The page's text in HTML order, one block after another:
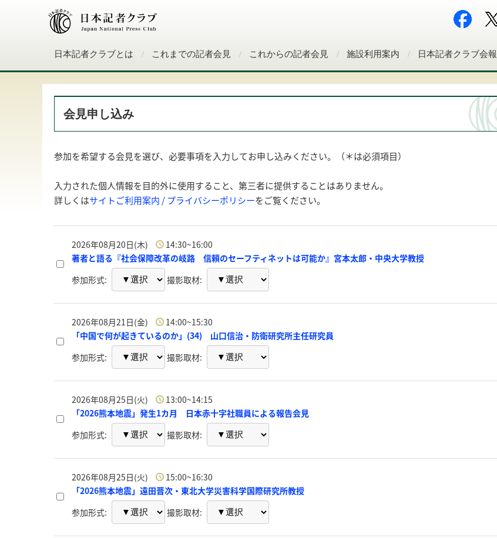
日本記者クラブとは これまでの記者会見 これからの記者会見 施設利用案内 日本記者クラブ会報
会見申し込み
参加を希望する会見を選び、必要事項を入力してお申し込みください。（＊は必須項目）
入力された個人情報を目的外に使用すること、第三者に提供することはありません。
詳しくはサイトご利用案内 / プライバシーポリシーをご覧ください。
2026年08月20日(木)
14:30~16:00
著者と語る『社会保障改革の岐路 信頼のセーフティネットは可能か』宮本太郎・中央大学教授
参加形式:
撮影取材:
2026年08月21日(金)
14:00~15:30
「中国で何が起きているのか」(34) 山口信治・防衛研究所主任研究員
参加形式:
撮影取材:
2026年08月25日(火)
13:00~14:15
「2026熊本地震」発生1カ月 日本赤十字社職員による報告会見
参加形式:
撮影取材:
2026年08月25日(火)
15:00~16:30
「2026熊本地震」遠田晋次・東北大学災害科学国際研究所教授
参加形式:
撮影取材: